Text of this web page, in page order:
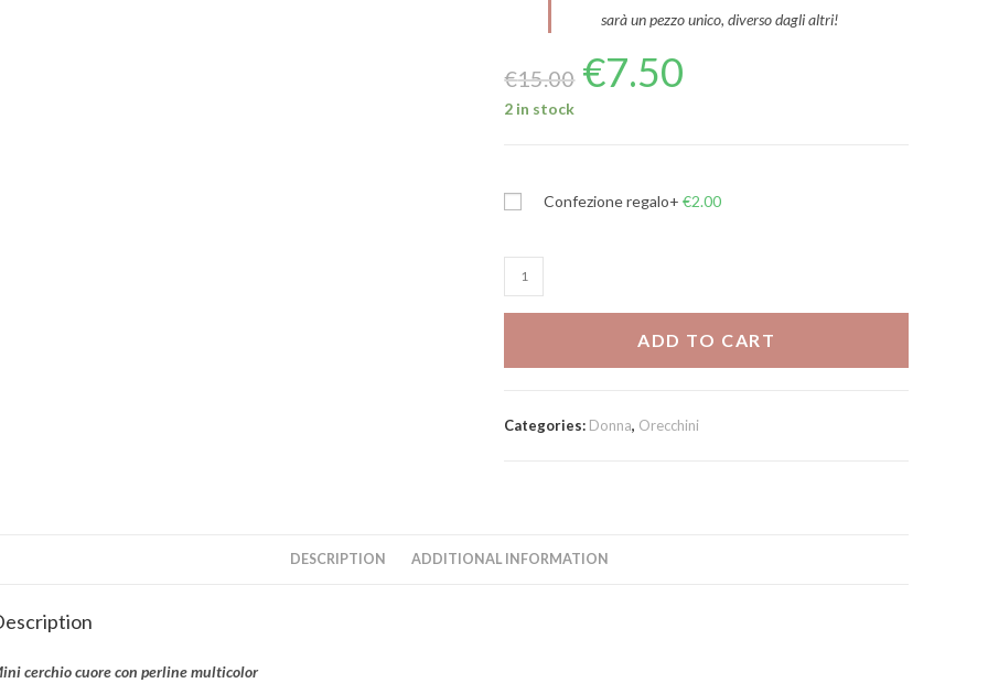
sarà un pezzo unico, diverso dagli altri!
€15.00 €7.50
2 in stock
Confezione regalo+ €2.00
Mini
cerchi
quantity
ADD TO CART
Categories: Donna, Orecchini
DESCRIPTION ADDITIONAL INFORMATION
cerchio cuore con perline multicolor